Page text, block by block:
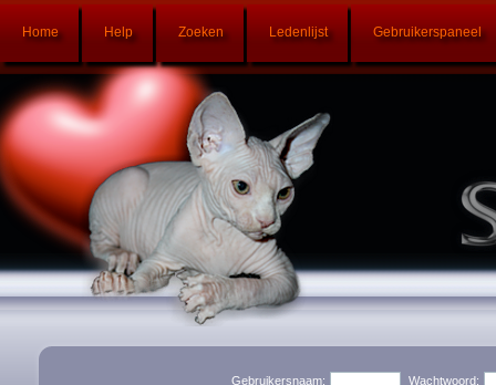
Home Help Zoeken Ledenlijst Gebruikerspaneel
Gebruikersnaam: Wachtwoord: